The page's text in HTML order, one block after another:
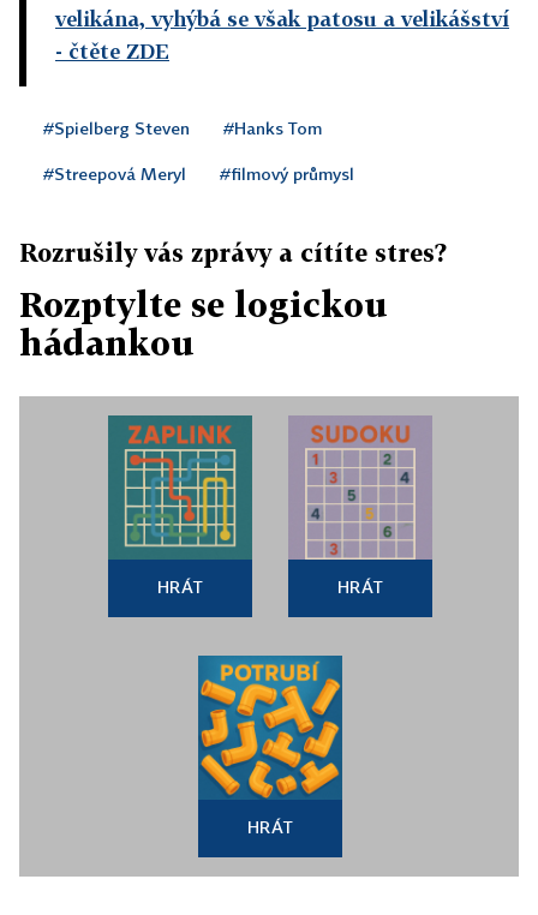
velikána, vyhýbá se však patosu a velikášství
- čtěte ZDE
#Spielberg Steven #Hanks Tom
#Streepová Meryl #filmový průmysl
Rozrušily vás zprávy a cítíte stres?
Rozptylte se logickou
hádankou
HRÁT HRÁT
HRÁT